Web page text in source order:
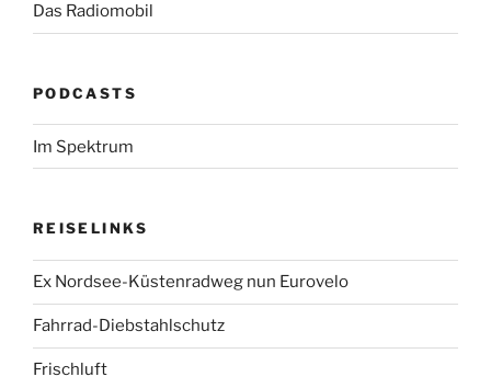
Das Radiomobil
PODCASTS
Im Spektrum
REISELINKS
Ex Nordsee-Küstenradweg nun Eurovelo
Fahrrad-Diebstahlschutz
Frischluft